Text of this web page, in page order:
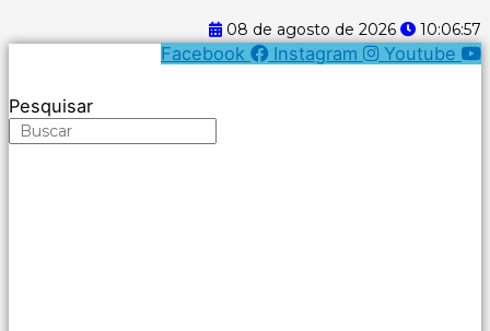
08 de agosto de 2026 10:06:57
Facebook Instagram Youtube
Pesquisar